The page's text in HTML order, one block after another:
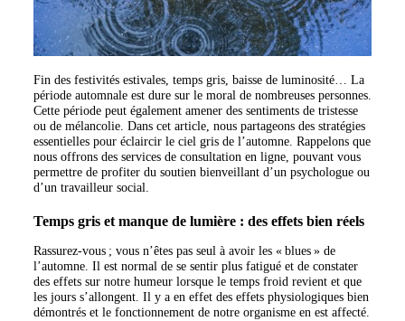
Fin des festivités estivales, temps gris, baisse de luminosité… La
période automnale est dure sur le moral de nombreuses personnes.
Cette période peut également amener des sentiments de tristesse
ou de mélancolie. Dans cet article, nous partageons des stratégies
essentielles pour éclaircir le ciel gris de l’automne. Rappelons que
nous offrons des services de consultation en ligne, pouvant vous
permettre de profiter du soutien bienveillant d’un psychologue ou
d’un travailleur social.
Temps gris et manque de lumière : des effets bien réels
Rassurez-vous ; vous n’êtes pas seul à avoir les « blues » de
l’automne. Il est normal de se sentir plus fatigué et de constater
des effets sur notre humeur lorsque le temps froid revient et que
les jours s’allongent. Il y a en effet des effets physiologiques bien
démontrés et le fonctionnement de notre organisme en est affecté.